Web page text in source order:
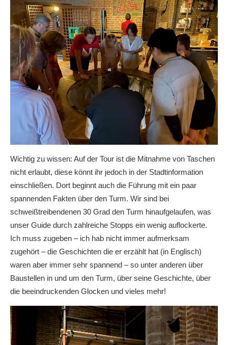
Wichtig zu wissen: Auf der Tour ist die Mitnahme von Taschen
nicht erlaubt, diese könnt ihr jedoch in der Stadtinformation
einschließen. Dort beginnt auch die Führung mit ein paar
spannenden Fakten über den Turm. Wir sind bei
schweißtreibendenen 30 Grad den Turm hinaufgelaufen, was
unser Guide durch zahlreiche Stopps ein wenig auflockerte.
Ich muss zugeben – ich hab nicht immer aufmerksam
zugehört – die Geschichten die er erzählt hat (in Englisch)
waren aber immer sehr spannend – so unter anderen über
Baustellen in und um den Turm, über seine Geschichte, über
die beeindruckenden Glocken und vieles mehr!